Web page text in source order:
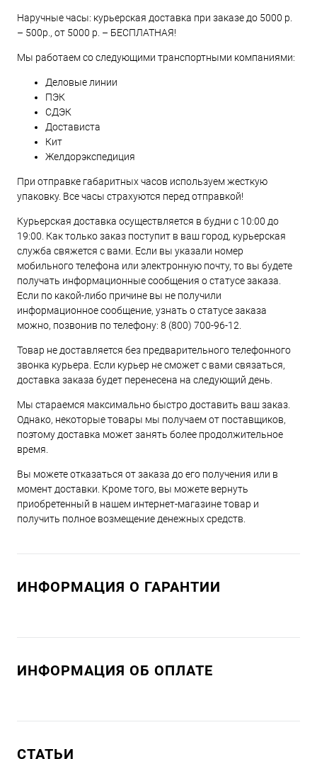
Наручные часы: курьерская доставка при заказе до 5000 р.
– 500р., от 5000 р. – БЕСПЛАТНАЯ!
Мы работаем со следующими транспортными компаниями:
Деловые линии
ПЭК
СДЭК
Достависта
Кит
Желдорэкспедиция
При отправке габаритных часов используем жесткую
упаковку. Все часы страхуются перед отправкой!
Курьерская доставка осуществляется в будни с 10:00 до
19:00. Как только заказ поступит в ваш город, курьерская
служба свяжется с вами. Если вы указали номер
мобильного телефона или электронную почту, то вы будете
получать информационные сообщения о статусе заказа.
Если по какой-либо причине вы не получили
информационное сообщение, узнать о статусе заказа
можно, позвонив по телефону: 8 (800) 700-96-12.
Товар не доставляется без предварительного телефонного
звонка курьера. Если курьер не сможет с вами связаться,
доставка заказа будет перенесена на следующий день.
Мы стараемся максимально быстро доставить ваш заказ.
Однако, некоторые товары мы получаем от поставщиков,
поэтому доставка может занять более продолжительное
время.
Вы можете отказаться от заказа до его получения или в
момент доставки. Кроме того, вы можете вернуть
приобретенный в нашем интернет-магазине товар и
получить полное возмещение денежных средств.
ИНФОРМАЦИЯ О ГАРАНТИИ
ИНФОРМАЦИЯ ОБ ОПЛАТЕ
СТАТЬИ